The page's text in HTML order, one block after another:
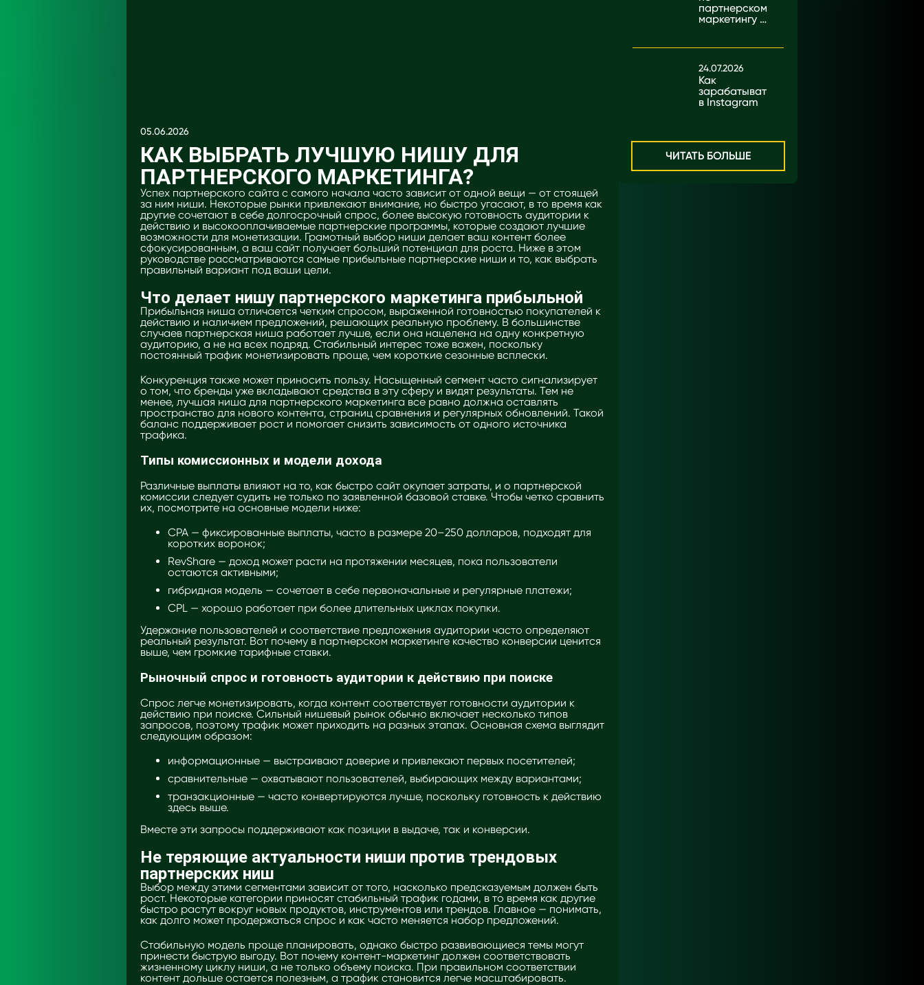
05.06.2026
КАК ВЫБРАТЬ ЛУЧШУЮ НИШУ ДЛЯ
ПАРТНЕРСКОГО МАРКЕТИНГА?
Успех партнерского сайта с самого начала часто зависит от одной вещи — от стоящей
за ним ниши. Некоторые рынки привлекают внимание, но быстро угасают, в то время как
другие сочетают в себе долгосрочный спрос, более высокую готовность аудитории к
действию и высокооплачиваемые партнерские программы, которые создают лучшие
возможности для монетизации. Грамотный выбор ниши делает ваш контент более
сфокусированным, а ваш сайт получает больший потенциал для роста. Ниже в этом
руководстве рассматриваются самые прибыльные партнерские ниши и то, как выбрать
правильный вариант под ваши цели.
Что делает нишу партнерского маркетинга прибыльной
Прибыльная ниша отличается четким спросом, выраженной готовностью покупателей к
действию и наличием предложений, решающих реальную проблему. В большинстве
случаев партнерская ниша работает лучше, если она нацелена на одну конкретную
аудиторию, а не на всех подряд. Стабильный интерес тоже важен, поскольку
постоянный трафик монетизировать проще, чем короткие сезонные всплески.
Конкуренция также может приносить пользу. Насыщенный сегмент часто сигнализирует
о том, что бренды уже вкладывают средства в эту сферу и видят результаты. Тем не
менее, лучшая ниша для партнерского маркетинга все равно должна оставлять
пространство для нового контента, страниц сравнения и регулярных обновлений. Такой
баланс поддерживает рост и помогает снизить зависимость от одного источника
трафика.
Типы комиссионных и модели дохода
Различные выплаты влияют на то, как быстро сайт окупает затраты, и о партнерской
комиссии следует судить не только по заявленной базовой ставке. Чтобы четко сравнить
их, посмотрите на основные модели ниже:
CPA — фиксированные выплаты, часто в размере 20–250 долларов, подходят для
коротких воронок;
RevShare — доход может расти на протяжении месяцев, пока пользователи
остаются активными;
гибридная модель — сочетает в себе первоначальные и регулярные платежи;
CPL — хорошо работает при более длительных циклах покупки.
Удержание пользователей и соответствие предложения аудитории часто определяют
реальный результат. Вот почему в партнерском маркетинге качество конверсии ценится
выше, чем громкие тарифные ставки.
Рыночный спрос и готовность аудитории к действию при поиске
Спрос легче монетизировать, когда контент соответствует готовности аудитории к
действию при поиске. Сильный нишевый рынок обычно включает несколько типов
запросов, поэтому трафик может приходить на разных этапах. Основная схема выглядит
следующим образом:
информационные — выстраивают доверие и привлекают первых посетителей;
сравнительные — охватывают пользователей, выбирающих между вариантами;
транзакционные — часто конвертируются лучше, поскольку готовность к действию
здесь выше.
Вместе эти запросы поддерживают как позиции в выдаче, так и конверсии.
Не теряющие актуальности ниши против трендовых
партнерских ниш
Выбор между этими сегментами зависит от того, насколько предсказуемым должен быть
рост. Некоторые категории приносят стабильный трафик годами, в то время как другие
быстро растут вокруг новых продуктов, инструментов или трендов. Главное — понимать,
как долго может продержаться спрос и как часто меняется набор предложений.
Стабильную модель проще планировать, однако быстро развивающиеся темы могут
принести быструю выгоду. Вот почему контент-маркетинг должен соответствовать
жизненному циклу ниши, а не только объему поиска. При правильном соответствии
контент дольше остается полезным, а трафик становится легче масштабировать.
партнерскому
маркетингу в
24.07.2026
Как
зарабатывать
в Instagram
ЧИТАТЬ БОЛЬШЕ